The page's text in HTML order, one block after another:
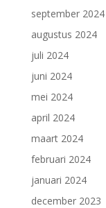
september 2024
augustus 2024
juli 2024
juni 2024
mei 2024
april 2024
maart 2024
februari 2024
januari 2024
december 2023